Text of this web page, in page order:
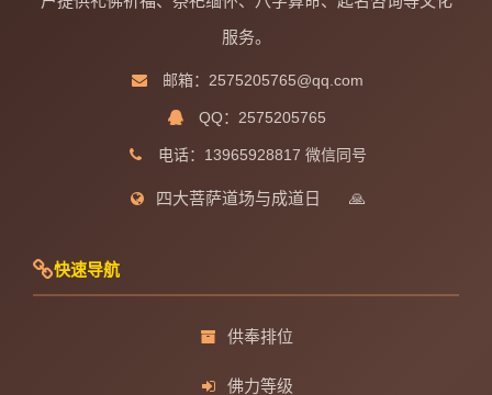
服务。
邮箱：2575205765@qq.com
QQ：2575205765
电话：13965928817 微信同号
四大菩萨道场与成道日 🙏
快速导航
供奉排位
佛力等级